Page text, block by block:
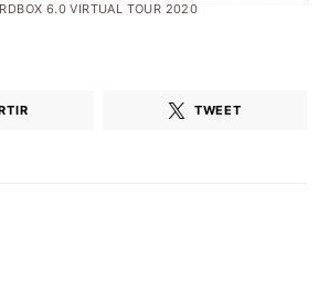
6.0 VIRTUAL TOUR 2020
TWEET